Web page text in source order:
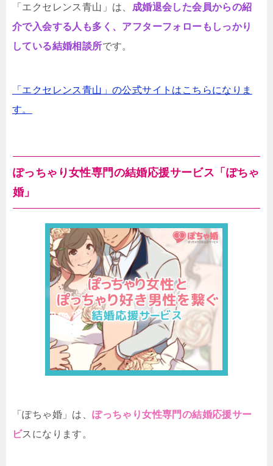
「エクセレンス青山」は、 成婚退会した会員からの紹
介で入会する人も多く、アフターフォローもしっかり
している結婚相談所です。
「エクセレンス青山」の公式サイトはこちらになりま
す。
ぽっちゃり女性専門の結婚応援サービス「ぽちゃ
婚」
「ぽちゃ婚」は、ぽっちゃり女性専門の結婚応援サー
ビスになります。